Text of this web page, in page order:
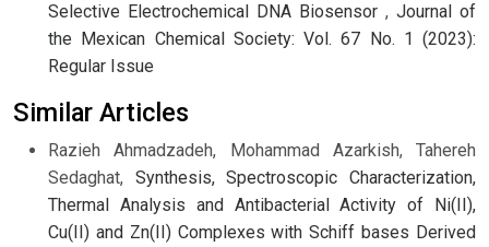
Selective Electrochemical DNA Biosensor , Journal of
the Mexican Chemical Society: Vol. 67 No. 1 (2023):
Regular Issue
Similar Articles
Razieh Ahmadzadeh, Mohammad Azarkish, Tahereh
Sedaghat, Synthesis, Spectroscopic Characterization,
Thermal Analysis and Antibacterial Activity of Ni(II),
Cu(II) and Zn(II) Complexes with Schiff bases Derived